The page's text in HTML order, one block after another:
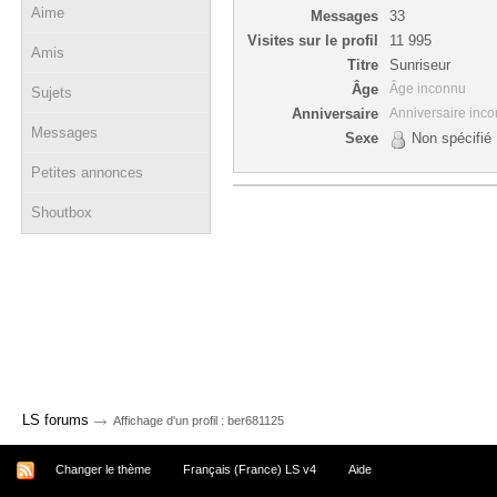
Aime
Amis
Sujets
Messages
Petites annonces
Shoutbox
Messages
33
Visites sur le profil
11 995
Titre
Sunriseur
Âge
Âge inconnu
Anniversaire Anniversaire
Sexe Non spécifié
LS forums → Affichage d'un profil : ber681125
Changer le thème Français (France) LS v4 Aide